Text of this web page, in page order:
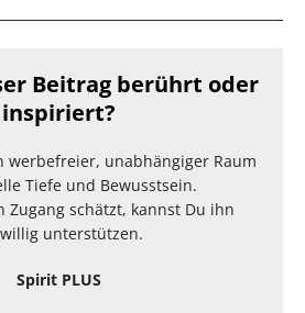
Beitrag berührt oder
inspiriert?
werbefreier, unabhängiger Raum
Tiefe und Bewusstsein.
Zugang schätzt, kannst Du ihn
unterstützen.
Spirit PLUS